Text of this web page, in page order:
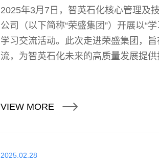
2025年3月7日，智英石化核心管理及
公司（以下简称“荣盛集团”）开展以“
学习交流活动。此次走进荣盛集团，
流，为智英石化未来的高质量发展提
VIEW MORE
2025.02.28